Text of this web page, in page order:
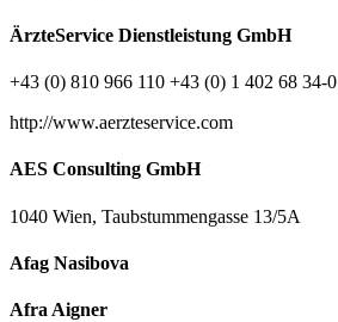
ÄrzteService Dienstleistung GmbH
+43 (0) 810 966 110 +43 (0) 1 402 68 34-0
http://www.aerzteservice.com
AES Consulting GmbH
1040 Wien, Taubstummengasse 13/5A
Afag Nasibova
Afra Aigner